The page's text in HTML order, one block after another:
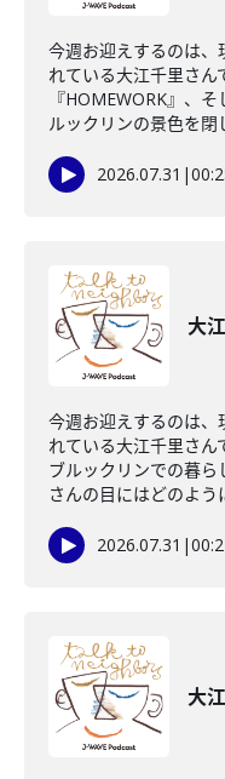
今週お迎えするのは、
れている大江千里さん
『HOMEWORK』、
ルックリンの景色を閉
2026.07.31 |
大
今週お迎えするのは、
れている大江千里さん
ブルックリンでの暮
さんの目にはどのよう
2026.07.31 |
大